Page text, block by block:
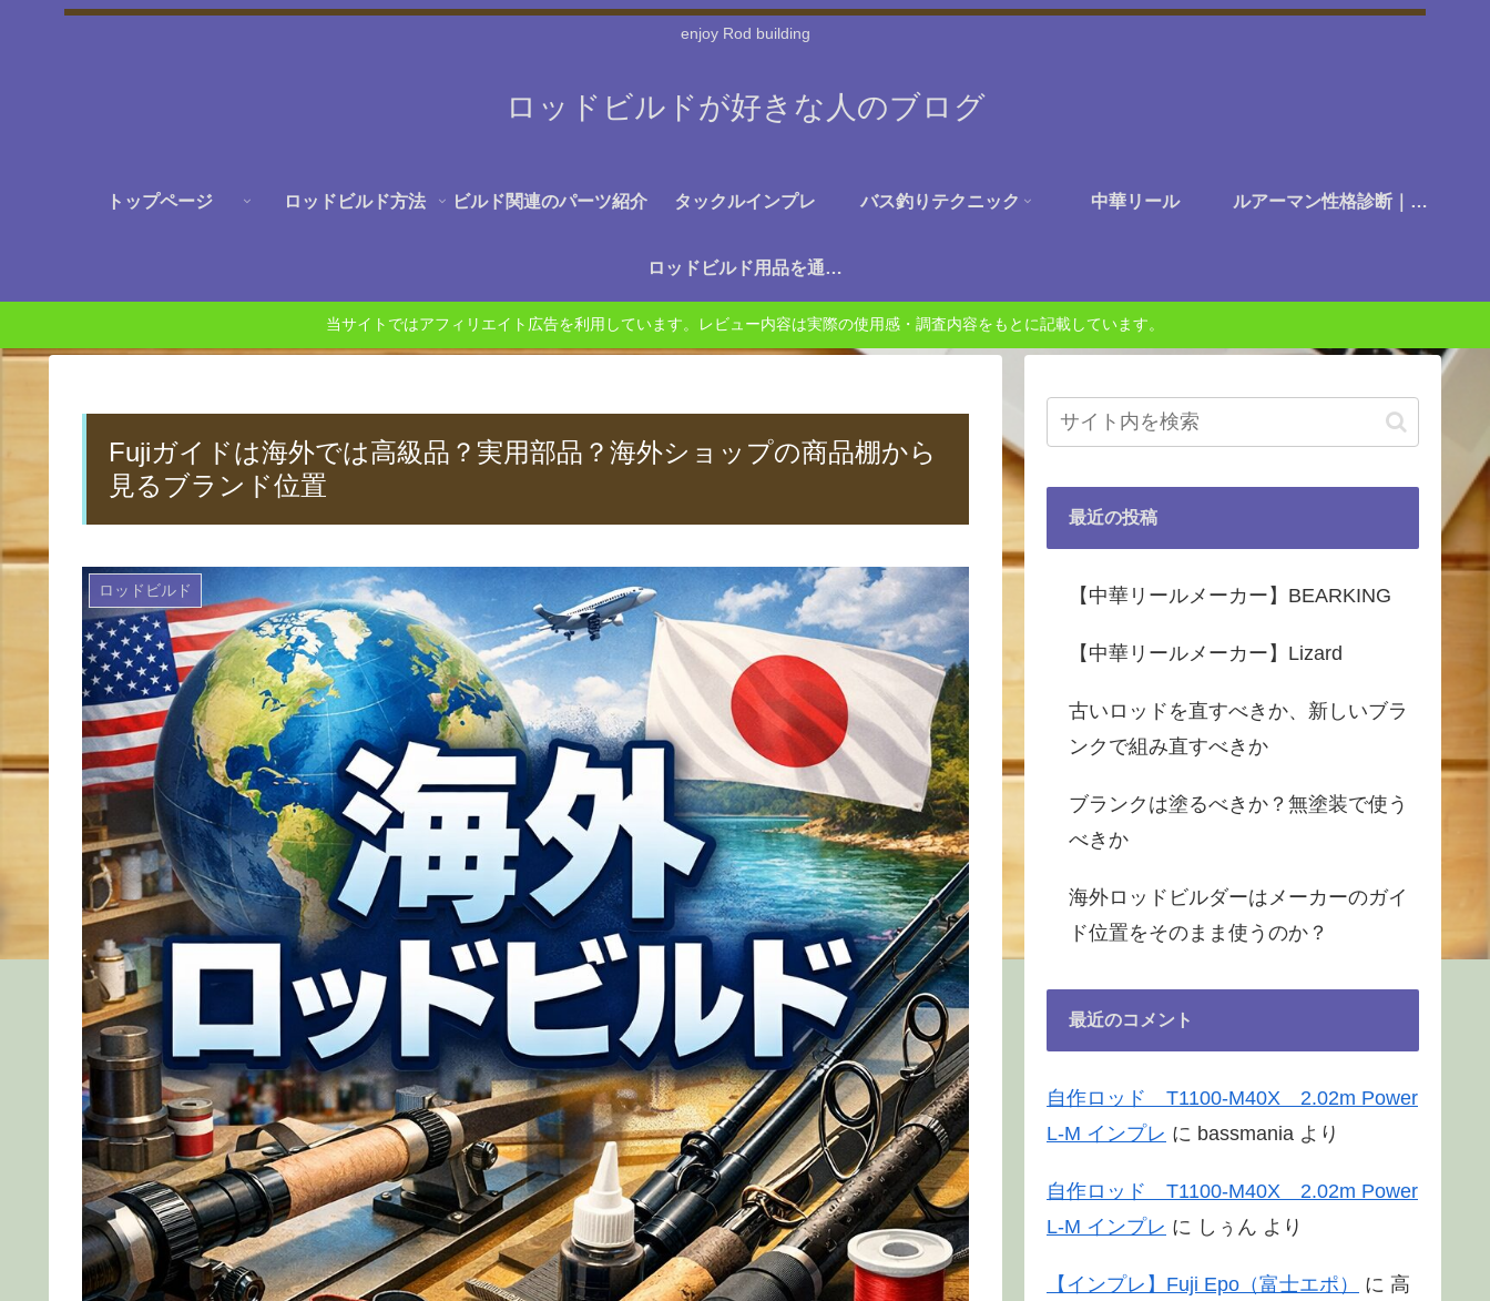
enjoy Rod building
ロッドビルドが好きな人のブログ
トップページ ロッドビルド方法 ビルド関連のパーツ紹介 タックルインプレ バス釣りテクニック 中華リール ルアーマン性格診断｜あなたは何に楽しさを感じる釣り人か？
ロッドビルド用品を通販で探す
当サイトではアフィリエイト広告を利用しています。レビュー内容は実際の使用感・調査内容をもとに記載しています。
Fujiガイドは海外では高級品？実用部品？海外ショップの商品棚から
見るブランド位置
ロッドビルド
最近の投稿
【中華リールメーカー】BEARKING
【中華リールメーカー】Lizard
古いロッドを直すべきか、新しいブラ
ンクで組み直すべきか
ブランクは塗るべきか？無塗装で使う
べきか
海外ロッドビルダーはメーカーのガイ
ド位置をそのまま使うのか？
最近のコメント
自作ロッド T1100-M40X 2.02m Power
L-M インプレ に bassmania より
自作ロッド T1100-M40X 2.02m Power
L-M インプレ に しぅん より
【インプレ】Fuji Epo（富士エポ） に 高